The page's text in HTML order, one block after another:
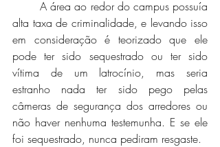
	A área ao redor do campus possuía
alta taxa de criminalidade, e levando isso
em consideração é teorizado que ele
pode ter sido sequestrado ou ter sido
vítima de um latrocínio, mas seria
estranho nada ter sido pego pelas
câmeras de segurança dos arredores ou
não haver nenhuma testemunha. E se ele
foi sequestrado, nunca pediram resgaste.